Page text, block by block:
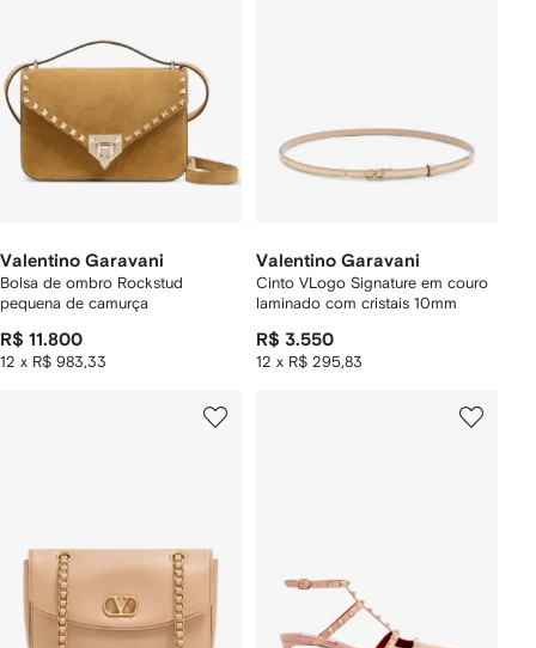
Valentino Garavani
Bolsa de ombro Rockstud
pequena de camurça
R$ 11.800
12 x R$ 983,33
Valentino Garavani
Cinto VLogo Signature em couro
laminado com cristais 10mm
R$ 3.550
12 x R$ 295,83